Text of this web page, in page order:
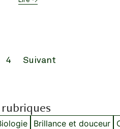
4 Suivant
Brillance et douceur